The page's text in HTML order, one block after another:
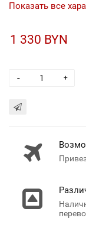
Показать все
1 330 BYN
+
-